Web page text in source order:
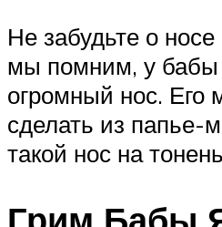
Не забудьте о
мы помним, у бабы
огромный нос. Его
сделать из папье-
такой нос на